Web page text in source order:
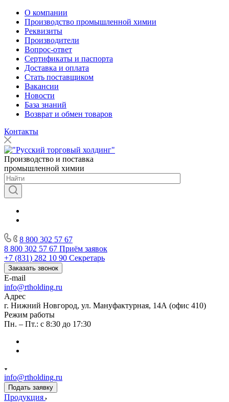
О компании
Производство промышленной химии
Реквизиты
Производители
Вопрос-ответ
Сертификаты и паспорта
Доставка и оплата
Стать поставщиком
Вакансии
Новости
База знаний
Возврат и обмен товаров
Контакты
Производство и поставка
промышленной химии
8 800 302 57 67
8 800 302 57 67 Приём заявок
+7 (831) 282 10 90 Секретарь
Заказать звонок
E-mail
info@rtholding.ru
Адрес
г. Нижний Новгород, ул. Мануфактурная, 14А (офис 410)
Режим работы
Пн. – Пт.: с 8:30 до 17:30
info@rtholding.ru
Подать заявку
Продукция